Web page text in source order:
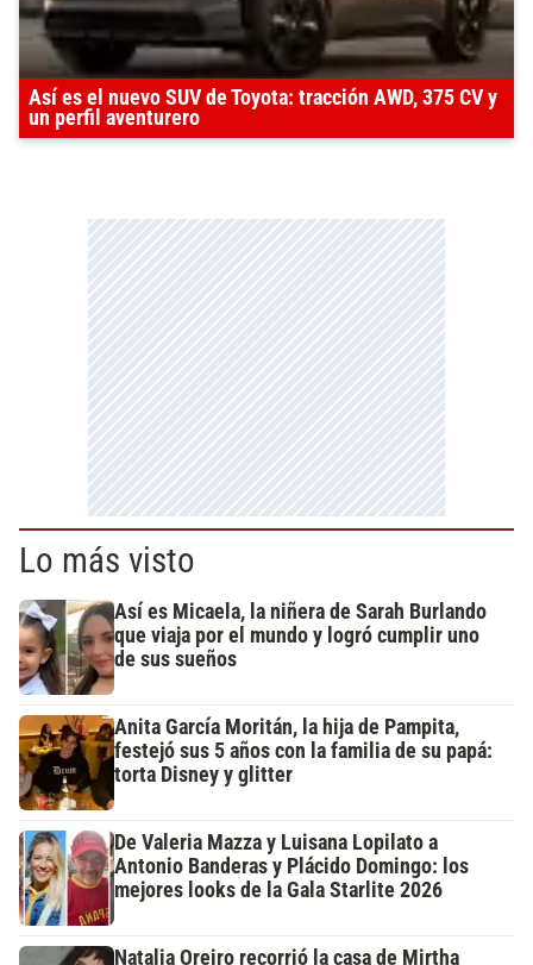
Así es el nuevo SUV de Toyota: tracción AWD, 375 CV y
un perfil aventurero
Lo más visto
Así es Micaela, la niñera de Sarah Burlando
que viaja por el mundo y logró cumplir uno
de sus sueños
Anita García Moritán, la hija de Pampita,
festejó sus 5 años con la familia de su papá:
torta Disney y glitter
De Valeria Mazza y Luisana Lopilato a
Antonio Banderas y Plácido Domingo: los
mejores looks de la Gala Starlite 2026
Natalia Oreiro recorrió la casa de Mirtha